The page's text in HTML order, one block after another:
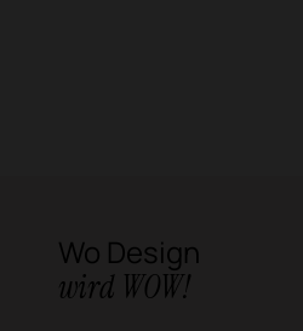
Wo Design
wird WOW!